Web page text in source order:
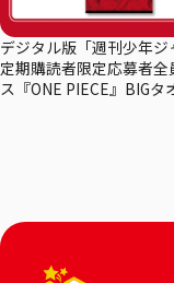
デジタル版「週刊少年ジ
定期購読者限定応募者全
ス『ONE PIECE』BIGタ